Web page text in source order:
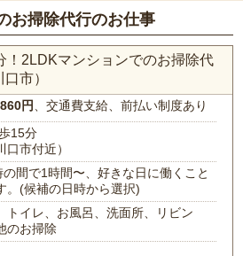
お掃除代行のお仕事
！2LDKマンションでのお掃除代
市）
円、交通費支給、前払い制度あり
15分
口市付近）
間で1時間〜、好きな日に働くこと
。(候補の日時から選択)
トイレ、お風呂、洗面所、リビン
のお掃除